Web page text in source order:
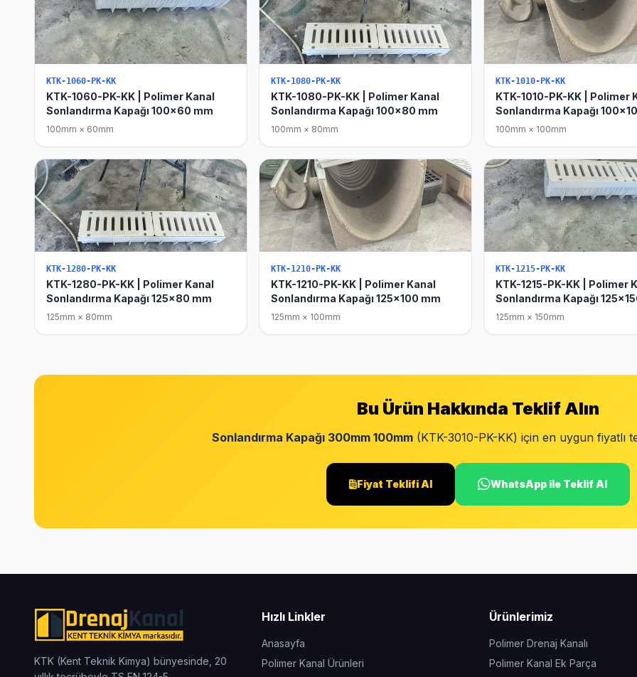
KTK-1060-PK-KK
KTK-1060-PK-KK | Polimer Kanal
Sonlandırma Kapağı 100x60 mm
100mm × 60mm
KTK-1080-PK-KK
KTK-1080-PK-KK | Polimer Kanal
Sonlandırma Kapağı 100x80 mm
100mm × 80mm
KTK-1010-PK-KK
KTK-1010-PK-KK | Polimer
Sonlandırma Kapağı
100mm × 100mm
KTK-1280-PK-KK
KTK-1280-PK-KK | Polimer Kanal
Sonlandırma Kapağı 125x80 mm
125mm × 80mm
KTK-1210-PK-KK
KTK-1210-PK-KK | Polimer Kanal
Sonlandırma Kapağı 125x100 mm
125mm × 100mm
KTK-1215-PK-KK
KTK-1215-PK-KK | Polimer
Sonlandırma Kapağı
125mm × 150mm
Bu Ürün Hakkında Teklif Alın
Sonlandırma Kapağı 300mm 100mm (KTK-3010-PK-KK) için en uygun fiyatlı
Fiyat Teklifi Al WhatsApp ile Teklif Al
KTK (Kent Teknik Kimya) bünyesinde, 20
Hızlı Linkler
Anasayfa
Polimer Kanal Ürünleri
Ürünlerimiz
Polimer Drenaj Kanalı
Polimer Kanal Ek Parça